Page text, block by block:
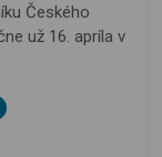
Českého
už 16. apríla v